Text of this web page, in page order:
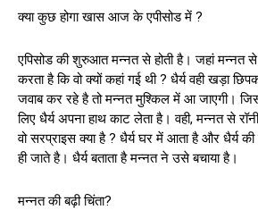
क्या कुछ होगा खास आज के एपीसोड में ?
एपिसोड की शुरुआत मन्नत से होती है। जहां मन्नत से
करता है कि वो क्यों कहां गई थी ? धैर्य वही खड़ा
जवाब कर रहे है तो मन्नत मुश्किल में आ जाएगी।
लिए धैर्य अपना हाथ काट लेता है। वही, मन्नत से
वो सरप्राइस क्या है ? धैर्य घर में आता है और धैर्य
ही जाते है। धैर्य बताता है मन्नत ने उसे बचाया है।
मन्नत की बढ़ी चिंता?